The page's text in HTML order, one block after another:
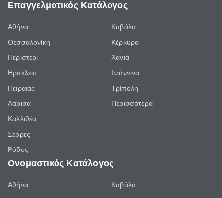
Επαγγελματικός Κατάλογος
Αθήνα
Θεσσαλονίκη
Περιστέρι
Ηράκλειο
Πειραιάς
Λάρισα
Καλλιθέα
Σέρρες
Ρόδος
Καβάλα
Κέρκυρα
Χανιά
Ιωάννινα
Τρίπολη
Περισσότερα
Ονομαστικός Κατάλογος
Αθήνα
Καβάλα